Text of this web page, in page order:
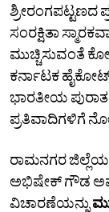
ಶ್ರೀರಂಗಪಟ್ಟಣದ
ಸಂರಕ್ಷಿತಾ
ಮುಚ್ಚಿಸುವಂತೆ
ಕರ್ನಾಟಕ
ಭಾರತೀಯ
ಪ್ರತಿವಾದಿಗಳಿಗೆ
ರಾಮನಗರ ಜಿಲ್ಲೆಯ
ಅಭಿಷೇಕ್‌ ಗೌಡ
ವಿಚಾರಣೆಯನ್ನು